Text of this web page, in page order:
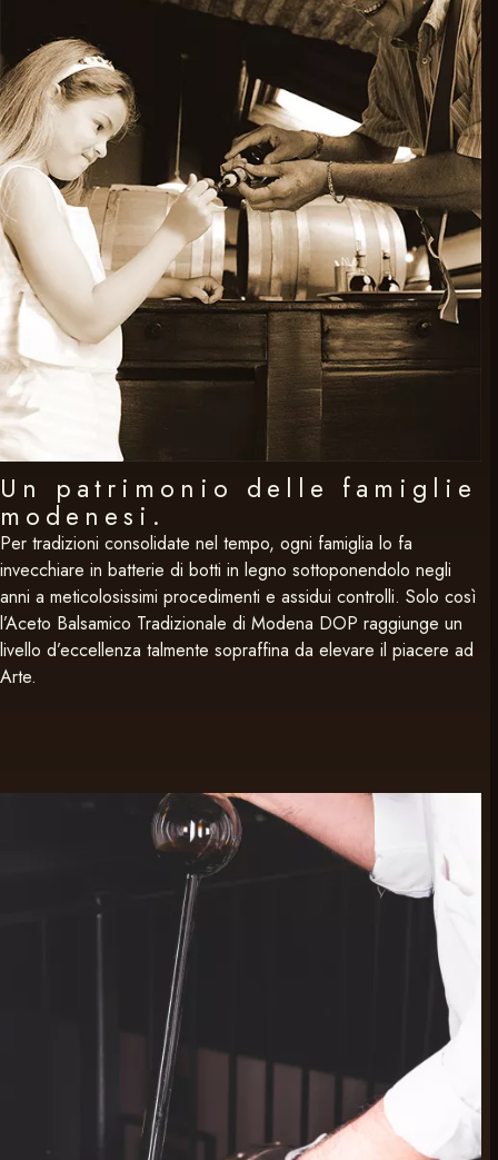
Un patrimonio delle famiglie
modenesi.
Per tradizioni consolidate nel tempo, ogni famiglia lo fa
invecchiare in batterie di botti in legno sottoponendolo negli
anni a meticolosissimi procedimenti e assidui controlli. Solo così
l’Aceto Balsamico Tradizionale di Modena DOP raggiunge un
livello d’eccellenza talmente sopraffina da elevare il piacere ad
Arte.